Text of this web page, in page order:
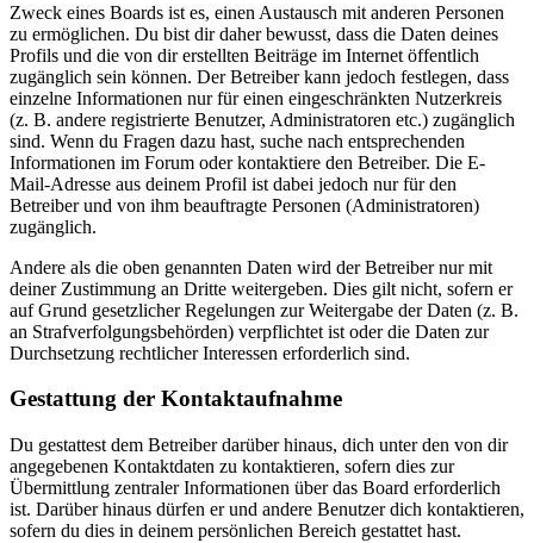
Zweck eines Boards ist es, einen Austausch mit anderen Personen
zu ermöglichen. Du bist dir daher bewusst, dass die Daten deines
Profils und die von dir erstellten Beiträge im Internet öffentlich
zugänglich sein können. Der Betreiber kann jedoch festlegen, dass
einzelne Informationen nur für einen eingeschränkten Nutzerkreis
(z. B. andere registrierte Benutzer, Administratoren etc.) zugänglich
sind. Wenn du Fragen dazu hast, suche nach entsprechenden
Informationen im Forum oder kontaktiere den Betreiber. Die E-
Mail-Adresse aus deinem Profil ist dabei jedoch nur für den
Betreiber und von ihm beauftragte Personen (Administratoren)
zugänglich.
Andere als die oben genannten Daten wird der Betreiber nur mit
deiner Zustimmung an Dritte weitergeben. Dies gilt nicht, sofern er
auf Grund gesetzlicher Regelungen zur Weitergabe der Daten (z. B.
an Strafverfolgungsbehörden) verpflichtet ist oder die Daten zur
Durchsetzung rechtlicher Interessen erforderlich sind.
Gestattung der Kontaktaufnahme
Du gestattest dem Betreiber darüber hinaus, dich unter den von dir
angegebenen Kontaktdaten zu kontaktieren, sofern dies zur
Übermittlung zentraler Informationen über das Board erforderlich
ist. Darüber hinaus dürfen er und andere Benutzer dich kontaktieren,
sofern du dies in deinem persönlichen Bereich gestattet hast.